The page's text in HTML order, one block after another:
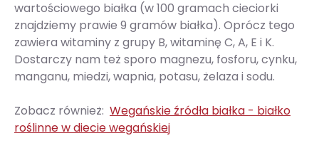
wartościowego białka (w 100 gramach cieciorki
znajdziemy prawie 9 gramów białka). Oprócz tego
zawiera witaminy z grupy B, witaminę C, A, E i K.
Dostarczy nam też sporo magnezu, fosforu, cynku,
manganu, miedzi, wapnia, potasu, żelaza i sodu.
Zobacz również: Wegańskie źródła białka - białko
roślinne w diecie wegańskiej